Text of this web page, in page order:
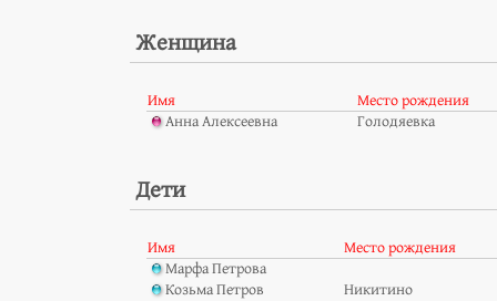
Женщина
Имя
Место рождения
Анна Алексеевна
Голодяевка
Дети
Имя
Место рождения
Марфа Петрова
Козьма Петров
Никитино